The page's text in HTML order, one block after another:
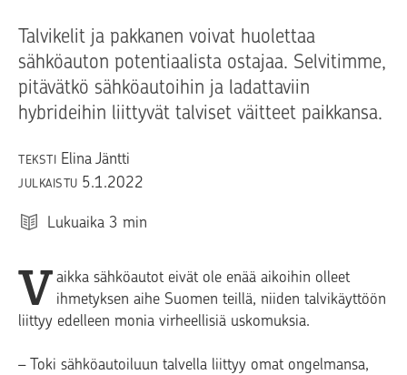
Talvikelit ja pakkanen voivat huolettaa
sähköauton potentiaalista ostajaa. Selvitimme,
pitävätkö sähköautoihin ja ladattaviin
hybrideihin liittyvät talviset väitteet paikkansa.
TEKSTI Elina Jäntti
JULKAISTU 5.1.2022
Lukuaika 3 min
V aikka sähköautot eivät ole enää aikoihin olleet
ihmetyksen aihe Suomen teillä, niiden talvikäyttöön
liittyy edelleen monia virheellisiä uskomuksia.
– Toki sähköautoiluun talvella liittyy omat ongelmansa,